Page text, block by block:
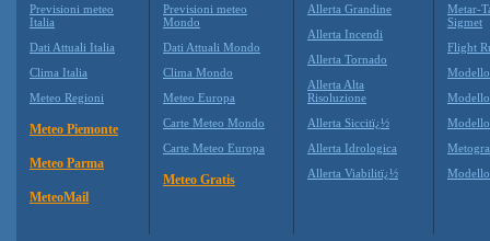
Previsioni meteo
Italia
Dati Attuali Italia
Clima Italia
Meteo Regioni
Meteo Piemonte
Meteo Parma
MeteoMail
Previsioni meteo
Mondo
Dati Attuali Mondo
Clima Mondo
Meteo Europa
Carte Meteo Mondo
Carte Meteo Europa
Meteo Gratis
Allerta Grandine
Allerta Incendi
Allerta Tornado
Allerta Alta
Risoluzione
Allerta Siccitï¿½
Allerta Idrologica
Allerta Viabilitï¿½
Metar-
Sigmet
Flight
Modello